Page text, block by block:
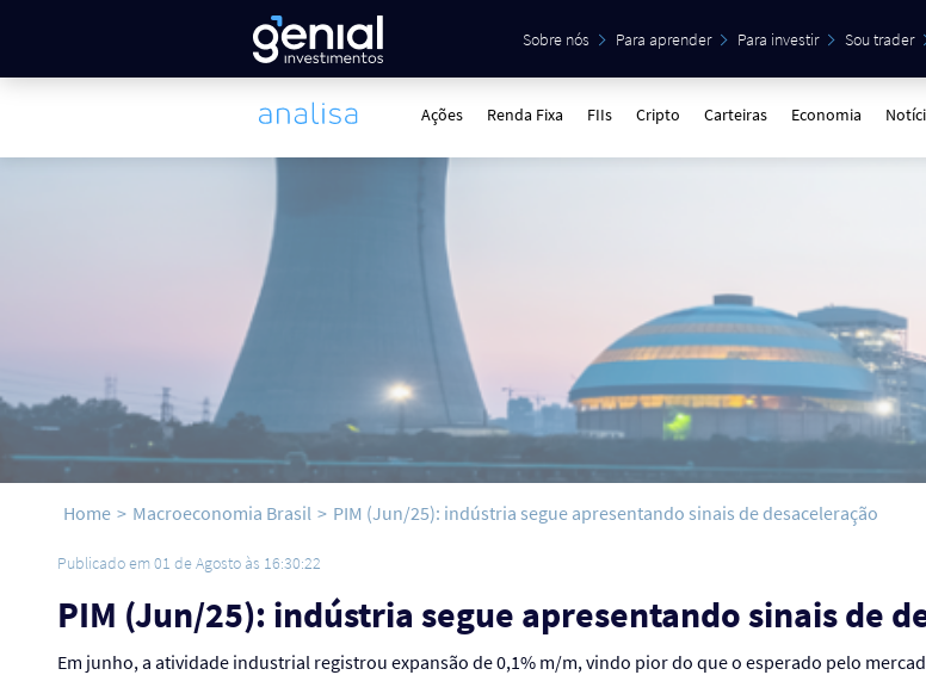
Sobre nós Para aprender Para investir Sou trader
Ações Renda Fixa FIIs Cripto Carteiras Economia
Home > Macroeconomia Brasil > PIM (Jun/25): indústria segue apresentando sinais de desaceleração
Publicado em 01 de Agosto às 16:30:22
PIM (Jun/25): indústria segue apresentando sinais de
Em junho, a atividade industrial registrou expansão de 0,1% m/m, vindo pior do que o esperado pelo